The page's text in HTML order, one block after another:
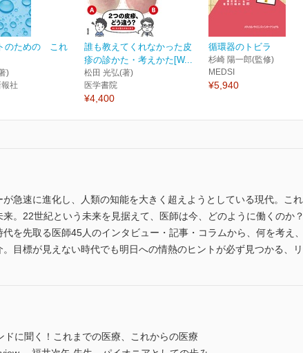
のための これ
)
社
誰も教えてくれなかった皮
疹の診かた・考えかた[W...
松田 光弘(著)
医学書院
¥4,400
循環器のトビラ
杉崎 陽一郎(監修)
MEDSI
¥5,940
が急速に進化し、⼈類の知能を⼤きく超えようとしている現代。こ
来。22世紀という未来を⾒据えて、医師は今、どのように働くのか？
代を先取る医師45⼈のインタビュー・記事・コラムから、何を考え
。⽬標が⾒えない時代でも明⽇への情熱のヒントが必ず⾒つかる、
に聞く！これまでの医療、これからの医療